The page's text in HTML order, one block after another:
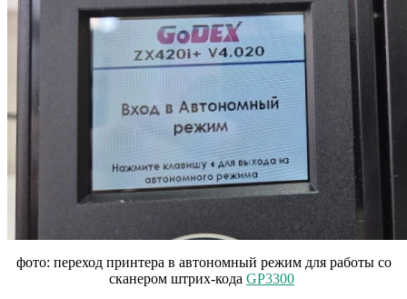
фото: переход принтера в автономный режим для работы со
сканером штрих-кода GP3300